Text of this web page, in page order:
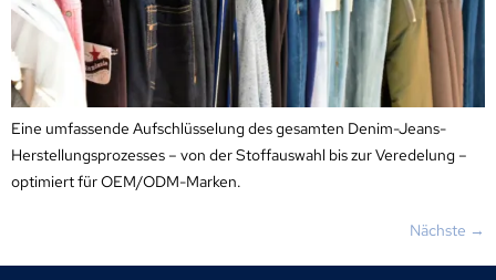
Eine umfassende Aufschlüsselung des gesamten Denim-Jeans-
Herstellungsprozesses – von der Stoffauswahl bis zur Veredelung –
optimiert für OEM/ODM-Marken.
Nächste →